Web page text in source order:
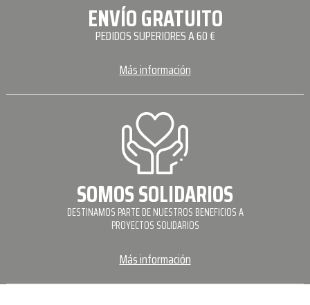
ENVÍO GRATUITO
PEDIDOS SUPERIORES A 60 €
Más información
SOMOS SOLIDARIOS
DESTINAMOS PARTE DE NUESTROS BENEFICIOS A
PROYECTOS SOLIDARIOS
Más información